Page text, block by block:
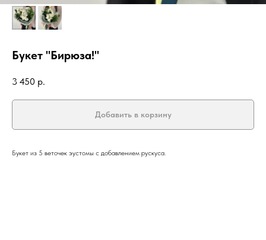
Букет "Бирюза!"
3 450 р.
Добавить в корзину
Букет из 5 веточек эустомы с добавлением рускуса.